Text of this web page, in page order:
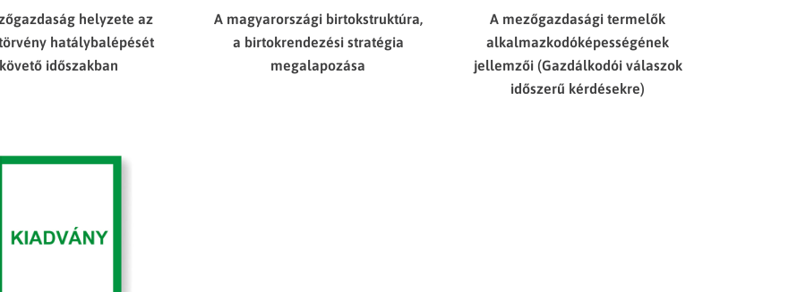
helyzete az
hatálybalépését
követő időszakban
A magyarországi birtokstruktúra,
a birtokrendezési stratégia
megalapozása
A mezőgazdasági termelők
alkalmazkodóképességének
jellemzői (Gazdálkodói válaszok
időszerű kérdésekre)